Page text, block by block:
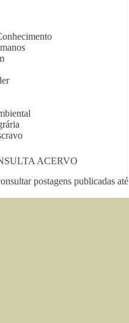
ACERVO
postagens publicadas até